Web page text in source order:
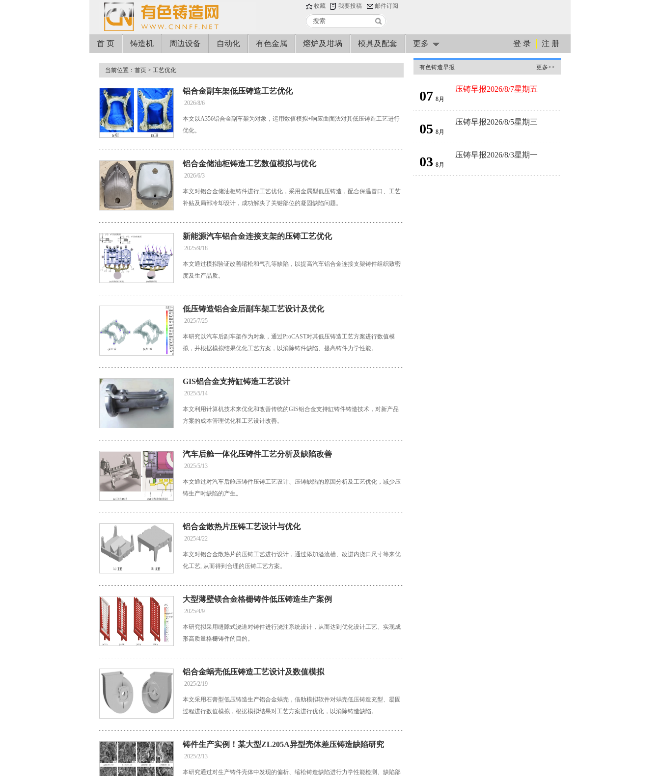
收藏 我要投稿 邮件订阅
首 页 铸造机 周边设备 自动化 有色金属 熔炉及坩埚 模具及配套 更多 登 录 注 册
当前位置： 首页 > 工艺优化
铝合金副车架低压铸造工艺优化
2026/8/6
本文以A356铝合金副车架为对象，运用数值模拟+响应曲面法对其低压铸造工艺进行
优化。
铝合金储油柜铸造工艺数值模拟与优化
2026/6/3
本文对铝合金储油柜铸件进行工艺优化，采用金属型低压铸造，配合保温冒口、工艺
补贴及局部冷却设计，成功解决了关键部位的凝固缺陷问题。
新能源汽车铝合金连接支架的压铸工艺优化
2025/9/18
本文通过模拟验证改善缩松和气孔等缺陷，以提高汽车铝合金连接支架铸件组织致密
度及生产品质。
低压铸造铝合金后副车架工艺设计及优化
2025/7/25
本研究以汽车后副车架作为对象，通过ProCAST对其低压铸造工艺方案进行数值模
拟，并根据模拟结果优化工艺方案，以消除铸件缺陷、提高铸件力学性能。
GIS铝合金支持缸铸造工艺设计
2025/5/14
本文利用计算机技术来优化和改善传统的GIS铝合金支持缸铸件铸造技术，对新产品
方案的成本管理优化和工艺设计改善。
汽车后舱一体化压铸件工艺分析及缺陷改善
2025/5/13
本文通过对汽车后舱压铸件压铸工艺设计、压铸缺陷的原因分析及工艺优化，减少压
铸生产时缺陷的产生。
铝合金散热片压铸工艺设计与优化
2025/4/22
本文对铝合金散热片的压铸工艺进行设计，通过添加溢流槽、改进内浇口尺寸等来优
化工艺, 从而得到合理的压铸工艺方案。
大型薄壁镁合金格栅铸件低压铸造生产案例
2025/4/9
本研究拟采用缝隙式浇道对铸件进行浇注系统设计，从而达到优化设计工艺、实现成
形高质量格栅铸件的目的。
铝合金蜗壳低压铸造工艺设计及数值模拟
2025/2/19
本文采用石膏型低压铸造生产铝合金蜗壳，借助模拟软件对蜗壳低压铸造充型、凝固
过程进行数值模拟，根据模拟结果对工艺方案进行优化，以消除铸造缺陷。
铸件生产实例！某大型ZL205A异型壳体差压铸造缺陷研究
2025/2/13
本研究通过对生产铸件壳体中发现的偏析、缩松铸造缺陷进行力学性能检测、缺陷部
有色铸造早报 更多>>
07 8月
压铸早报2026/8/7星期五
05 8月
压铸早报2026/8/5星期三
03 8月
压铸早报2026/8/3星期一